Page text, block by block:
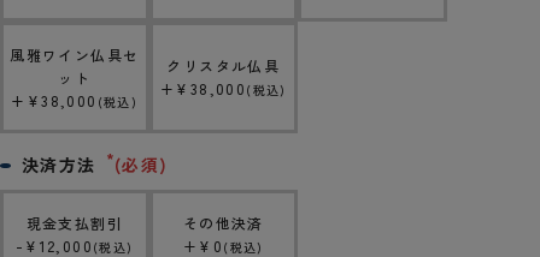
風雅ワイン仏具セ
ット
+ ¥38,000 税込
クリスタル仏具
+ ¥ 38,000 税込
決済方法 (必須)
現金支払割引
- ¥ 12,000 税込
その他決済
+ ¥ 0 税込